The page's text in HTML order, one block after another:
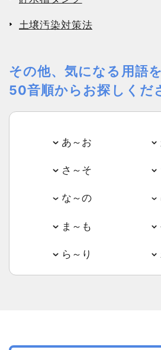
土壌汚染対策法
その他、気になる用語
50音順からお探しくだ
あ～お
さ～そ
な～の
ま～も
ら～り